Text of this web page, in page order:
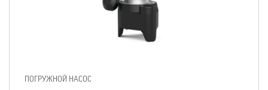
ПОГРУЖНОЙ НАСОС